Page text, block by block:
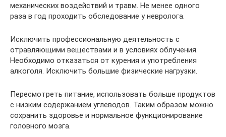
механических воздействий и травм. Не менее одного
раза в год проходить обследование у невролога.
Исключить профессиональную деятельность с
отравляющими веществами и в условиях облучения.
Необходимо отказаться от курения и употребления
алкоголя. Исключить большие физические нагрузки.
Пересмотреть питание, использовать больше продуктов
с низким содержанием углеводов. Таким образом можно
сохранить здоровье и нормальное функционирование
головного мозга.